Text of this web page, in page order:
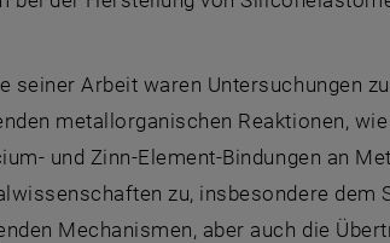
seiner Arbeit waren Untersuchungen
metallorganischen Reaktionen,
und Zinn-Element-Bindungen an
zu, insbesondere
Mechanismen, aber auch die